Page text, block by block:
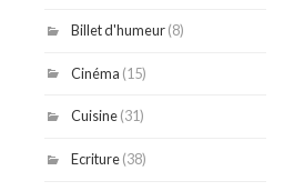
Billet d'humeur(8)
Cinéma (15)
Cuisine(31)
Ecriture(38)